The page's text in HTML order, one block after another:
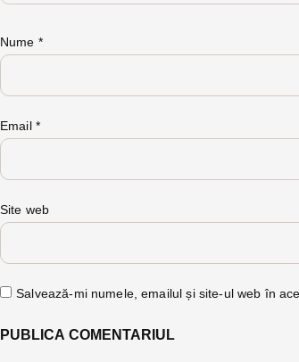
Nume *
Email *
Site web
Salvează-mi numele, emailul și site-ul web în